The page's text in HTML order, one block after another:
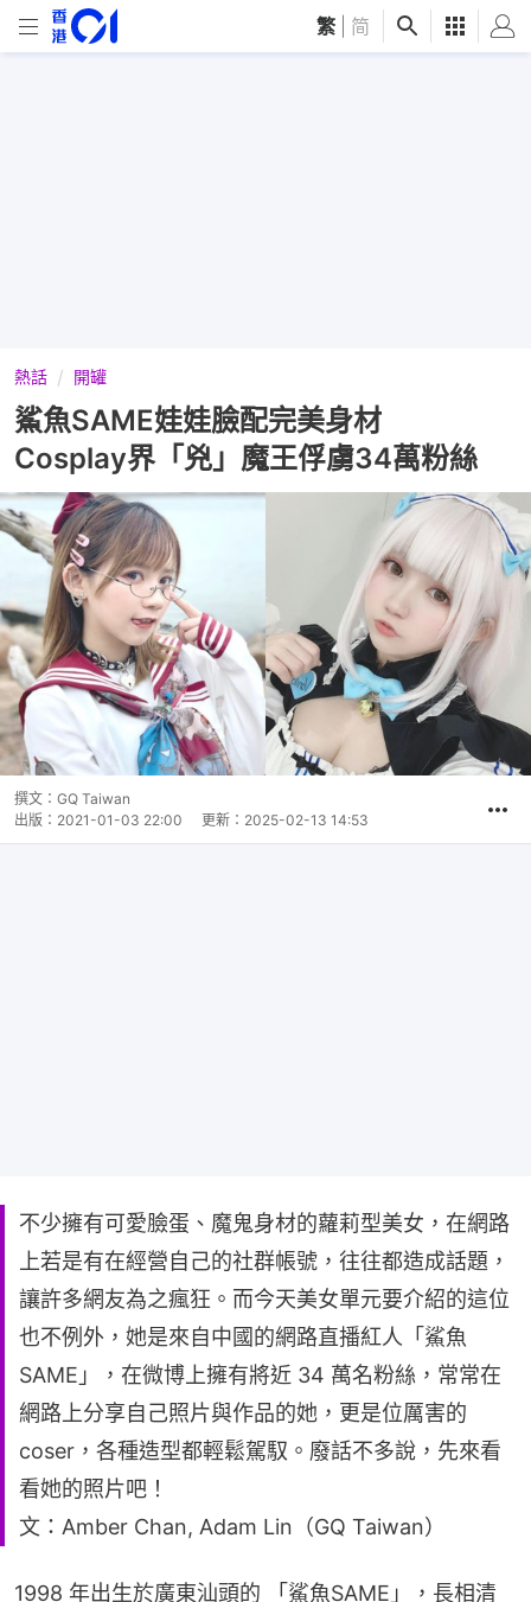
繁 简
熱話 開罐
鯊魚SAME娃娃臉配完美身材
Cosplay界「兇」魔王俘虜34萬粉絲
撰文： GQ Taiwan
出版： 2021-01-03 22:00 更新： 2025-02-13 14:53
不少擁有可愛臉蛋、魔鬼身材的蘿莉型美女，在網路
上若是有在經營自己的社群帳號，往往都造成話題，
讓許多網友為之瘋狂。而今天美女單元要介紹的這位
也不例外，她是來自中國的網路直播紅人「鯊魚
SAME」，在微博上擁有將近 34 萬名粉絲，常常在
網路上分享自己照片與作品的她，更是位厲害的
coser，各種造型都輕鬆駕馭。廢話不多說，先來看
看她的照片吧！
文：Amber Chan, Adam Lin（GQ Taiwan）
1998 年出生於廣東汕頭的 「鯊魚SAME」，長相清